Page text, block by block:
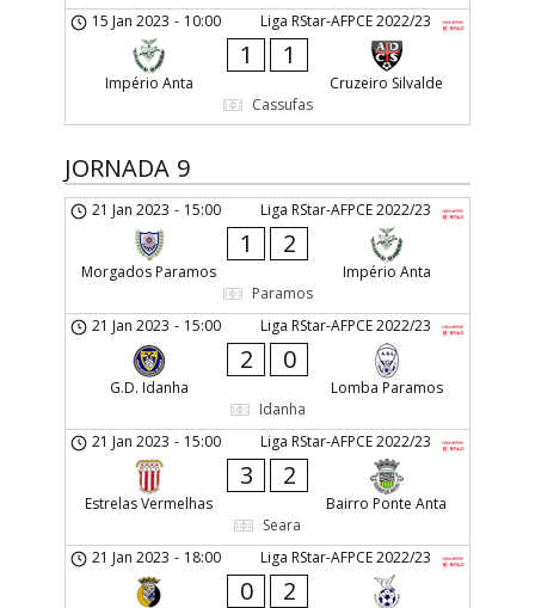
Liga RStar-AFPCE 2022/23
15 Jan 2023 - 10:00
Império Anta
1 1
Cruzeiro Silvalde
Cassufas
JORNADA 9
Liga RStar-AFPCE 2022/23
21 Jan 2023 - 15:00
Morgados Paramos
1 2
Império Anta
Paramos
Liga RStar-AFPCE 2022/23
21 Jan 2023 - 15:00
G.D. Idanha
2 0
Lomba Paramos
Idanha
Liga RStar-AFPCE 2022/23
21 Jan 2023 - 15:00
Estrelas Vermelhas
3 2
Bairro Ponte Anta
Seara
Liga RStar-AFPCE 2022/23
21 Jan 2023 - 18:00
0 2